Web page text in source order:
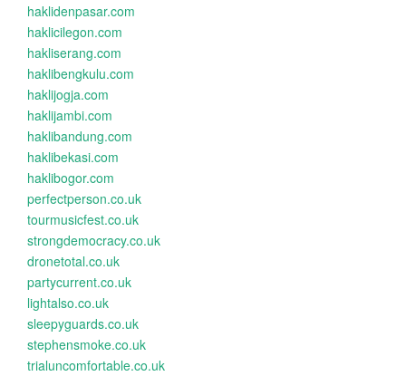
haklidenpasar.com
haklicilegon.com
hakliserang.com
haklibengkulu.com
haklijogja.com
haklijambi.com
haklibandung.com
haklibekasi.com
haklibogor.com
perfectperson.co.uk
tourmusicfest.co.uk
strongdemocracy.co.uk
dronetotal.co.uk
partycurrent.co.uk
lightalso.co.uk
sleepyguards.co.uk
stephensmoke.co.uk
trialuncomfortable.co.uk